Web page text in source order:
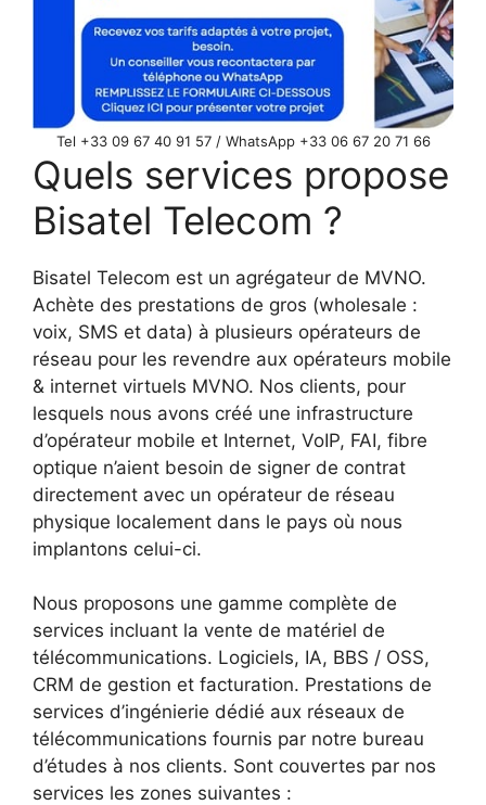
Tel +33 09 67 40 91 57 / WhatsApp +33 06 67 20 71 66
Quels services propose
Bisatel Telecom ?
Bisatel Telecom est un agrégateur de MVNO.
Achète des prestations de gros (wholesale :
voix, SMS et data) à plusieurs opérateurs de
réseau pour les revendre aux opérateurs mobile
& internet virtuels MVNO. Nos clients, pour
lesquels nous avons créé une infrastructure
d’opérateur mobile et Internet, VoIP, FAI, fibre
optique n’aient besoin de signer de contrat
directement avec un opérateur de réseau
physique localement dans le pays où nous
implantons celui-ci.
Nous proposons une gamme complète de
services incluant la vente de matériel de
télécommunications. Logiciels, IA, BBS / OSS,
CRM de gestion et facturation. Prestations de
services d’ingénierie dédié aux réseaux de
télécommunications fournis par notre bureau
d’études à nos clients. Sont couvertes par nos
services les zones suivantes :